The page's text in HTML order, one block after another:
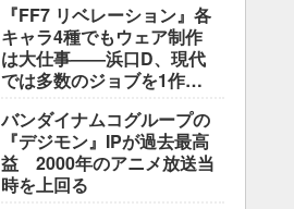
で」
『FF7 リベレーション』各
キャラ4種でもウェア制作
は大仕事――浜口D、現代
では多数のジョブを1作に
説明
バンダイナムコグループの
『デジモン』IPが過去最高
益 2000年のアニメ放送当
時を上回る